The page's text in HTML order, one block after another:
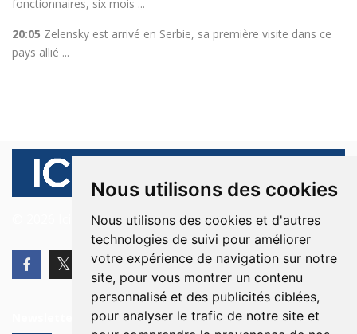
Nous utilisons des cookies
Nous utilisons des cookies et d'autres
technologies de suivi pour améliorer
votre expérience de navigation sur notre
site, pour vous montrer un contenu
personnalisé et des publicités ciblées,
pour analyser le trafic de notre site et
fonctionnaires, six mois ...
20:05 Zelensky est arrivé en Serbie, sa première visite dans ce
pays allié ...
© 2026 Ici Beyrouth. Tous les droits sont réservés.